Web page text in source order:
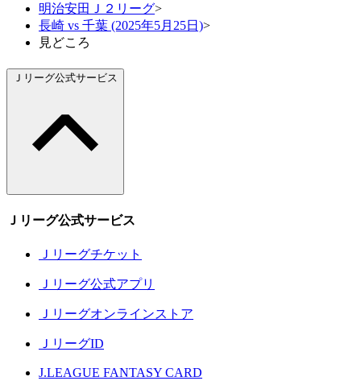
明治安田Ｊ２リーグ>
長崎 vs 千葉 (2025年5月25日)>
見どころ
Ｊリーグ公式サービス
Ｊリーグ公式サービス
Ｊリーグチケット
Ｊリーグ公式アプリ
Ｊリーグオンラインストア
ＪリーグID
J.LEAGUE FANTASY CARD